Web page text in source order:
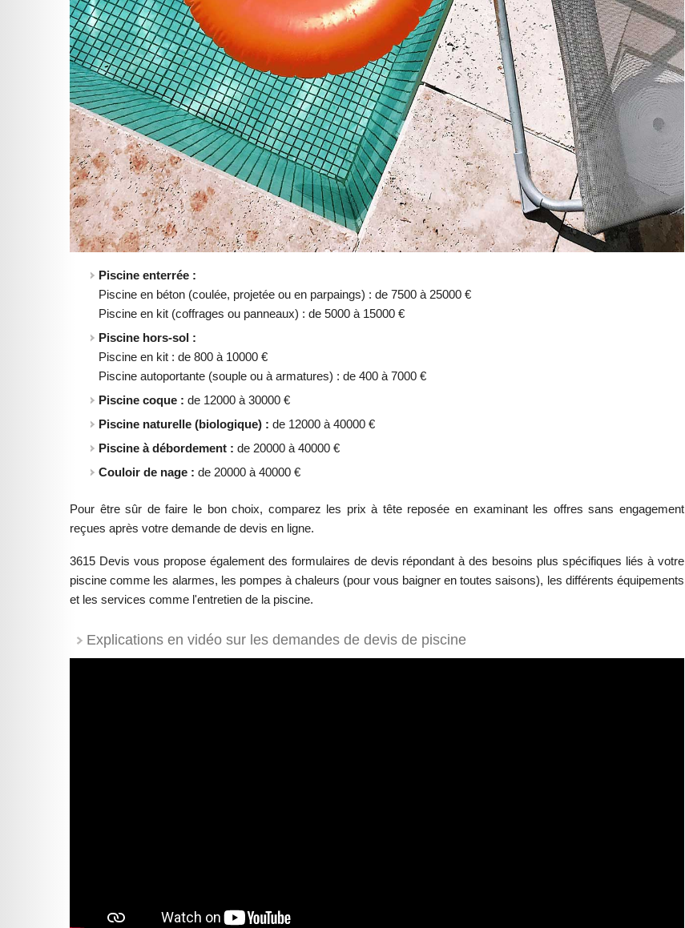
Piscine enterrée :
Piscine en béton (coulée, projetée ou en parpaings) : de 7500 à 25000 €
Piscine en kit (coffrages ou panneaux) : de 5000 à 15000 €
Piscine hors-sol :
Piscine en kit : de 800 à 10000 €
Piscine autoportante (souple ou à armatures) : de 400 à 7000 €
Piscine coque : de 12000 à 30000 €
Piscine naturelle (biologique) : de 12000 à 40000 €
Piscine à débordement : de 20000 à 40000 €
Couloir de nage : de 20000 à 40000 €
Pour être sûr de faire le bon choix, comparez les prix à tête reposée en examinant les offres sans engagement
reçues après votre demande de devis en ligne.
3615 Devis vous propose également des formulaires de devis répondant à des besoins plus spécifiques liés à votre
piscine comme les alarmes, les pompes à chaleurs (pour vous baigner en toutes saisons), les différents équipements
et les services comme l'entretien de la piscine.
Explications en vidéo sur les demandes de devis de piscine